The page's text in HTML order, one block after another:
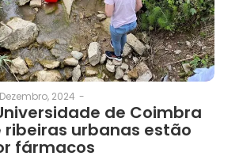
2024 -
de Coimbra
ribeiras urbanas estão
fármacos